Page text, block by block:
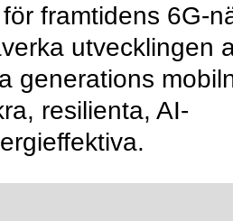
framtidens 6G-
utvecklingen
generations
resilienta, AI-